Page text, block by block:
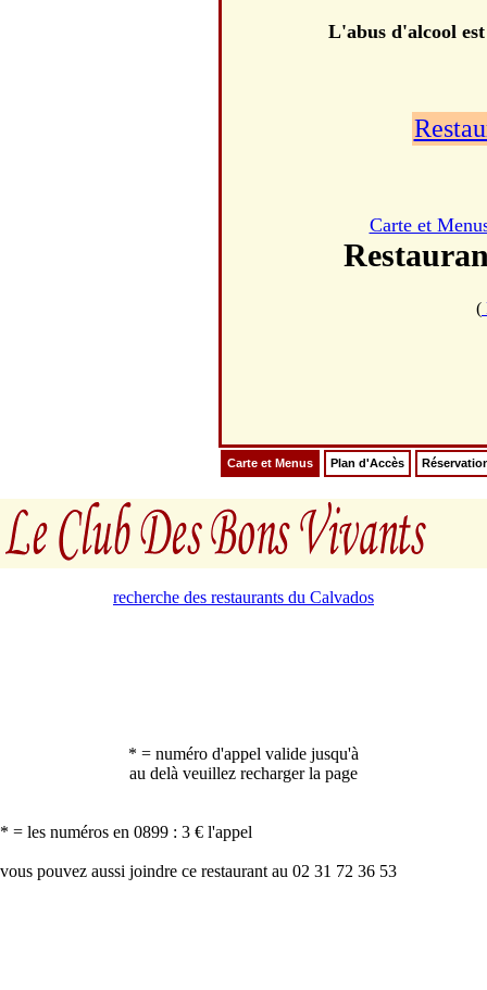
L'abus d'alcool
Carte et
(
Carte et Menus Plan d'Accès
recherche des restaurants du Calvados
* = numéro d'appel valide jusqu'à
au delà veuillez recharger la page
* = les numéros en 0899 : 3 € l'appel
vous pouvez aussi joindre ce restaurant au 02 31 72 36 53